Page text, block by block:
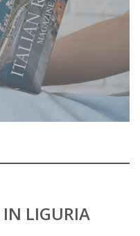
IN LIGURIA